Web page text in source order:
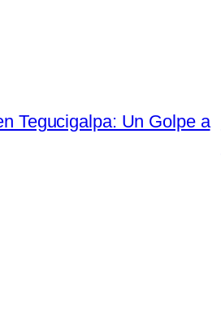
Tegucigalpa: Un Golpe a